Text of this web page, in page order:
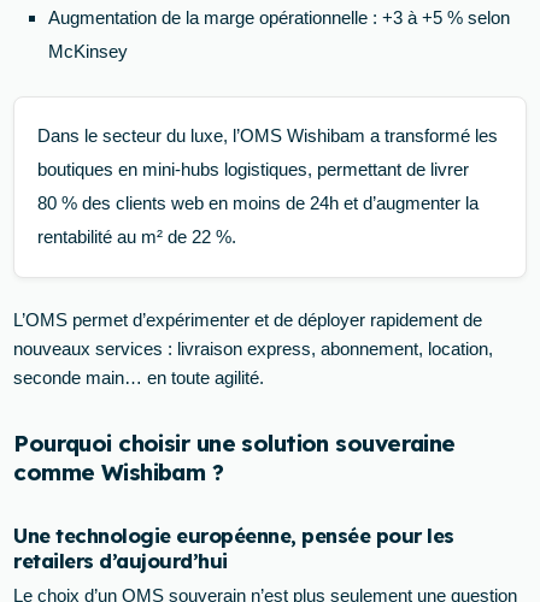
Augmentation de la marge opérationnelle : +3 à +5 % selon
McKinsey
Dans le secteur du luxe, l’OMS Wishibam a transformé les
boutiques en mini-hubs logistiques, permettant de livrer
80 % des clients web en moins de 24h et d’augmenter la
rentabilité au m² de 22 %.
L’OMS permet d’expérimenter et de déployer rapidement de
nouveaux services : livraison express, abonnement, location,
seconde main… en toute agilité.
Pourquoi choisir une solution souveraine
comme Wishibam ?
Une technologie européenne, pensée pour les
retailers d’aujourd’hui
Le choix d’un OMS souverain n’est plus seulement une question